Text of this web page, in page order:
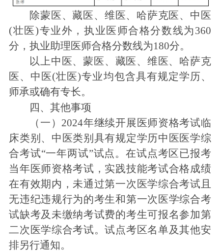
除蒙医、藏医、维医、哈萨克医、中医
(壮医)专业外，执业医师合格分数线为360
分，执业助理医师合格分数线为180分。
以上中医、蒙医、藏医、维医、哈萨克
医、中医(壮医)专业均包含具有规定学历、
师承或确有专长。
四、其他事项
（一）2024年继续开展医师资格考试临
床类别、中医类别具有规定学历中医医学综
合考试“一年两试”试点。在试点考区已报考
当年医师资格考试，实践技能考试合格成绩
在有效期内，未通过第一次医学综合考试且
无违纪违规行为的考生和第一次医学综合考
试缺考及未缴纳考试费的考生可报名参加第
二次医学综合考试。试点考区名单及其他安
排另行通知。